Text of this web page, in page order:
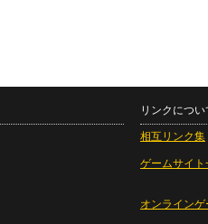
リンクについ
相互リンク集
ゲームサイト
オンラインゲ